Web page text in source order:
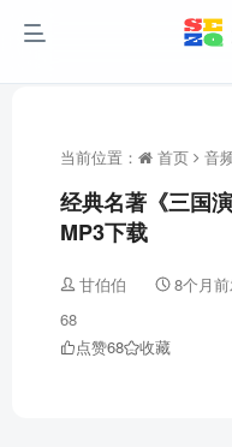
当前位置： 首页 音
经典名著《三国
MP3下载
甘伯伯 8个月
68
点赞68 收藏